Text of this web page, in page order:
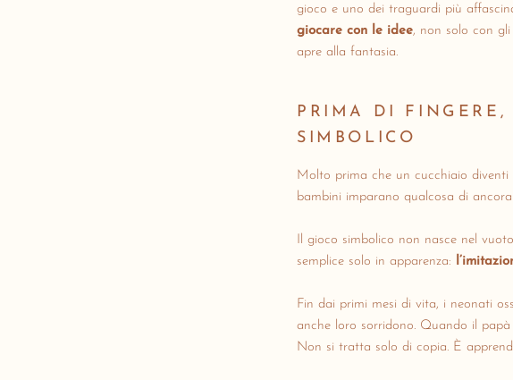
gioco e uno dei traguardi più
giocare con le idee, non solo con
apre alla fantasia.
PRIMA DI
SIMBOLICO
Molto prima che un cucchiaio
bambini imparano qualcosa di
Il gioco simbolico non nasce nel
semplice solo in apparenza:
Fin dai primi mesi di vita, i neonati
anche loro sorridono. Quando il
Non si tratta solo di copia. È